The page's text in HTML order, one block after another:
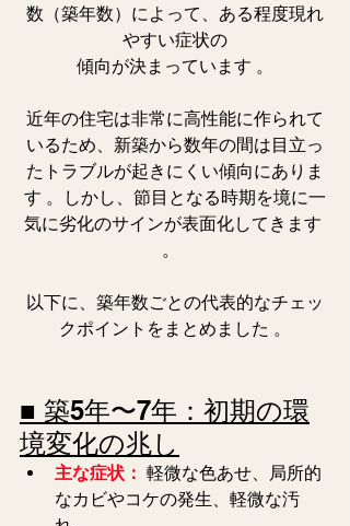
数（築年数）によって、ある程度現れ
やすい症状の
傾向が決まっています 。
近年の住宅は非常に高性能に作られて
いるため、新築から数年の間は目立っ
たトラブルが起きにくい傾向にありま
す 。しかし、節目となる時期を境に一
気に劣化のサインが表面化してきます
。
以下に、築年数ごとの代表的なチェッ
クポイントをまとめました 。
■ 築5年〜7年：初期の環
境変化の兆し
主な症状： 軽微な色あせ、局所的
なカビやコケの発生、軽微な汚